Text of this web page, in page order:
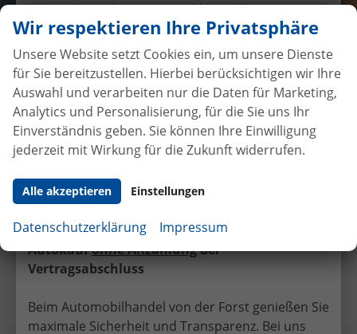
Übergabe eines EU-
Neufahrzeuges VW Touran an
Familie Weiermüller
24.5.2016 •
Vorheriger Eintrag
Wir respektieren Ihre Privatsphäre
Unsere Website setzt Cookies ein, um unsere Dienste
für Sie bereitzustellen. Hierbei berücksichtigen wir Ihre
Auswahl und verarbeiten nur die Daten für Marketing,
Analytics und Personalisierung, für die Sie uns Ihr
Einverständnis geben. Sie können Ihre Einwilligung
jederzeit mit Wirkung für die Zukunft widerrufen.
Alle akzeptieren Einstellungen
Datenschutzerklärung Impressum
oder Gebrauchtwagen-Inzahlungnahme,
Auslieferung nur am Hauptsitz in Selfkant-
Tüddern
möglich.
Autokaufohne Anzahlungbei
Vertragsabschluss
Beim Automobilhandel von der Forst genießen Sie
maximale Sicherheit und Transparenz. Bei uns